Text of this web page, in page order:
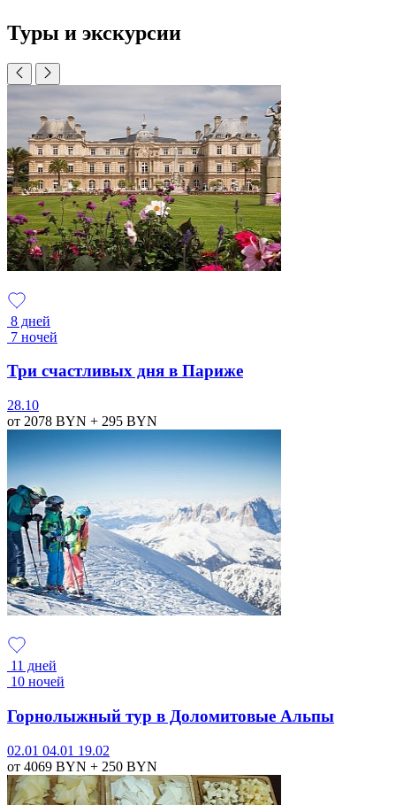
Туры и экскурсии
8 дней
7 ночей
Три счастливых дня в Париже
28.10
от 2078 BYN + 295 BYN
11 дней
10 ночей
Горнолыжный тур в Доломитовые Альпы
02.01 04.01 19.02
от 4069 BYN + 250 BYN